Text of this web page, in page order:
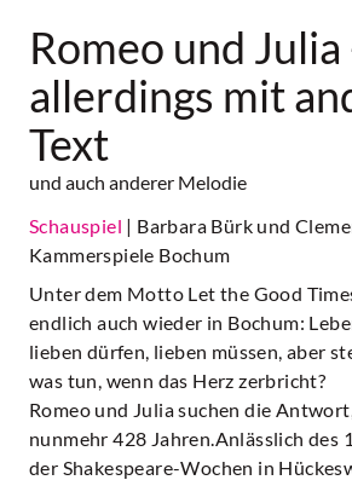
Romeo und Julia
allerdings mit
Text
und auch anderer Melodie
Schauspiel | Barbara Bürk und
Kammerspiele Bochum
Unter dem Motto Let the Good
endlich auch wieder in Bochum:
lieben dürfen, lieben müssen, aber
was tun, wenn das Herz zerbricht?
Romeo und Julia suchen die
nunmehr 428 Jahren.Anlässlich des
der Shakespeare-Wochen in